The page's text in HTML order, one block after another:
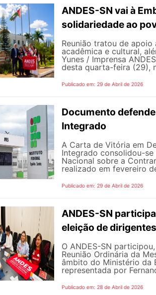
ANDES-SN vai à
solidariedade ao
Reunião tratou de
acadêmica e cultural,
Yunes / Imprensa
desta quarta-feira (29),
Publicado em: 29 de Abril de 2026
Documento
Integrado
A Carta de Vitória em
Integrado consolidou-
Nacional sobre a
realizado em fevereiro
Publicado em: 29 de Abril de 2026
ANDES-SN
eleição de
O ANDES-SN
Reunião Ordinária da
âmbito do Ministério da
representada por
Publicado em: 28 de Abril de 2026